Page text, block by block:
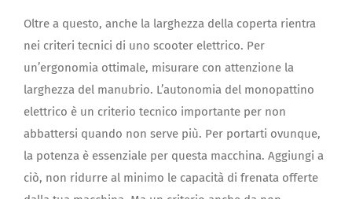
Oltre a questo, anche la larghezza della coperta rientra
nei criteri tecnici di uno scooter elettrico. Per
un’ergonomia ottimale, misurare con attenzione la
larghezza del manubrio. L’autonomia del monopattino
elettrico è un criterio tecnico importante per non
abbattersi quando non serve più. Per portarti ovunque,
la potenza è essenziale per questa macchina. Aggiungi a
ciò, non ridurre al minimo le capacità di frenata offerte